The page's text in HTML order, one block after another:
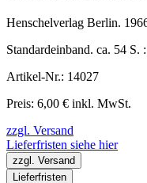
Henschelverlag Berlin.
Standardeinband. ca. 54 S.
Artikel-Nr.: 14027
Preis: 6,00 € inkl. MwSt.
zzgl. Versand
Lieferfristen siehe hier
zzgl. Versand
Lieferfristen